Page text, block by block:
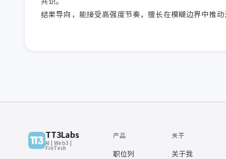
TT3Labs
AI | Web3 |
FinTech
产品
职位列
关于
关于我